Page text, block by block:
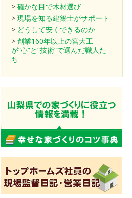
> 確かな目で木材選び
> 現場を知る建築士がサポート
> どうして安くできるのか
> 創業160年以上の宮大工
が”心”と”技術”で選んだ職人た
ち